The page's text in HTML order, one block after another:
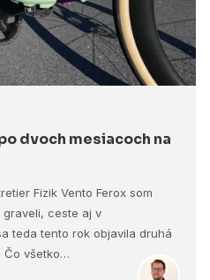
dvoch mesiacoch na
Fizik Vento Ferox som
ceste aj v
teda tento rok objavila druhá
Čo všetko…